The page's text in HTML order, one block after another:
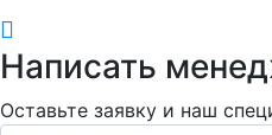
Написать
Оставьте заявку и наш